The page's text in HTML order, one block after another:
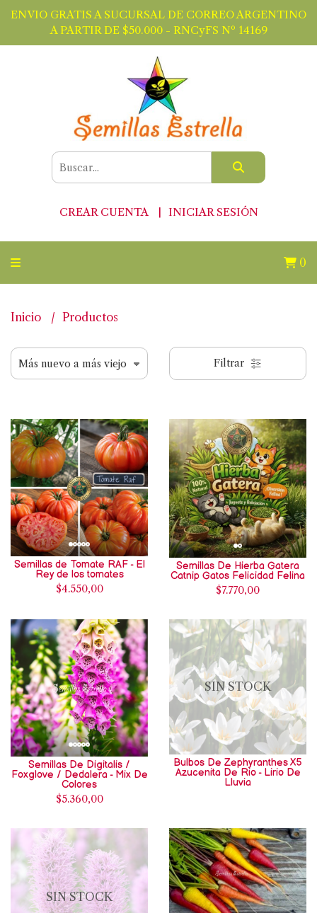
ENVIO GRATIS A SUCURSAL DE CORREO ARGENTINO
A PARTIR DE $50.000 - RNCyFS Nº 14169
CREAR CUENTA INICIAR SESIÓN
0
Inicio Productos
Filtrar
Semillas de Tomate RAF - El
Rey de los tomates
$4.550,00
Semillas De Hierba Gatera
Catnip Gatos Felicidad Felina
$7.770,00
Semillas De Digitalis /
Foxglove / Dedalera - Mix De
Colores
$5.360,00
SIN STOCK
Bulbos De Zephyranthes X5
Azucenita De Rio - Lirio De
Lluvia
SIN STOCK